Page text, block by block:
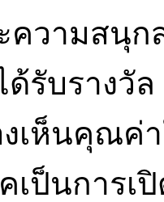
ะความสนุ
ด้รับรางวั
เห็นคุณค่
เป็นการเ